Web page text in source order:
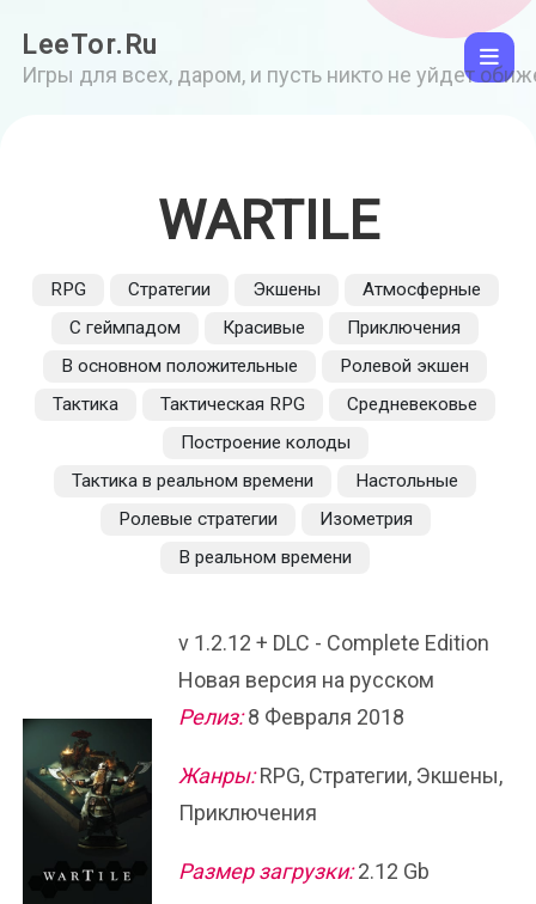
LeeTor.Ru
Игры для всех, даром, и пусть никто не уйдет
WARTILE
RPG Стратегии Экшены
Атмосферные
С геймпадом
Красивые
Приключения
В основном положительные
Ролевой экшен
Тактика
Тактическая RPG
Средневековье
Построение колоды
Тактика в реальном времени
Настольные
Ролевые стратегии
Изометрия
В реальном времени
v 1.2.12 + DLC - Complete Edition
Новая версия на русском
Релиз:8 Февраля 2018
Жанры:RPG, Стратегии, Экшены,
Приключения
Размер загрузки:2.12 Gb